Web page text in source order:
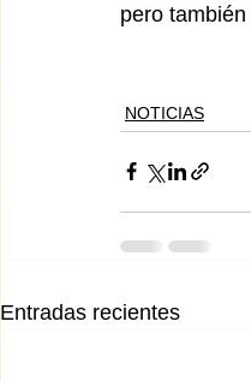
pero
NOTICIAS
Entradas recientes